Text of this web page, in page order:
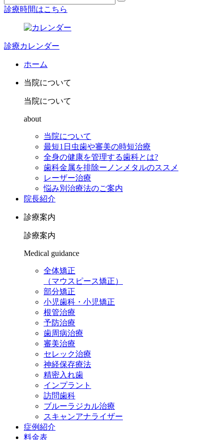
診療時間はこちら
診療カレンダー
ホーム
当院について
当院について
about
当院について
最短1日虫歯や審美の時短治療
全身の健康を管理する歯科とは?
歯科金属を排除ーノンメタルのススメ
レーザー治療
悩み別治療法のご案内
院長紹介
診療案内
診療案内
Medical guidance
全体矯正
（マウスピース矯正）
部分矯正
小児歯科・小児矯正
根管治療
予防治療
歯周病治療
審美治療
セレック治療
神経保存療法
精密入れ歯
インプラント
訪問歯科
ブルーラジカル治療
スキャンアナライザー
症例紹介
料金表